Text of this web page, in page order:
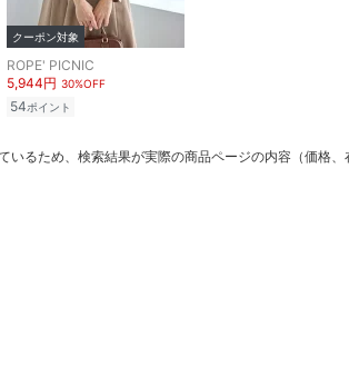
クーポン対象
ROPE' PICNIC
5,944円 30%OFF
54ポイント
いるため、検索結果が実際の商品ページの内容（価格